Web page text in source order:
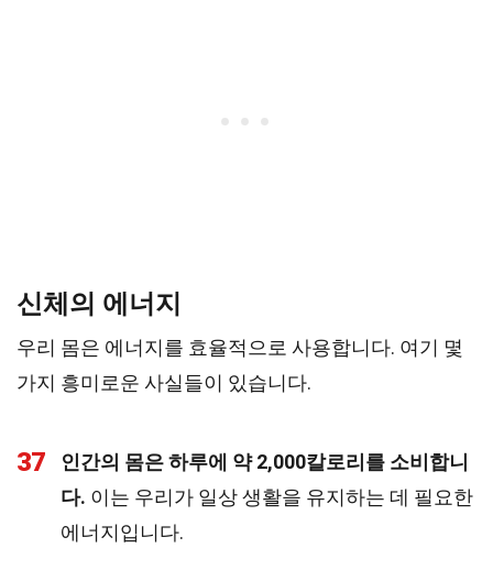
신체의 에너지
우리 몸은 에너지를 효율적으로 사용합니다. 여기 몇
가지 흥미로운 사실들이 있습니다.
37
인간의 몸은 하루에 약 2,000칼로리를 소비합니
다. 이는 우리가 일상 생활을 유지하는 데 필요한
에너지입니다.